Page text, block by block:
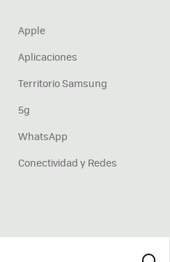
Apple
Aplicaciones
Territorio Samsung
5g
WhatsApp
Conectividad y Redes